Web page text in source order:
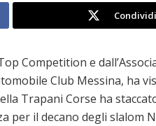
Competition e
Club Messina, ha
Trapani Corse ha
per il decano degli slalom